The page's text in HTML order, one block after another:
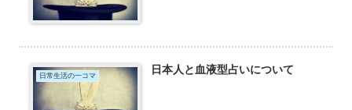
日常生活の一コマ 日本人と血液型占いについて